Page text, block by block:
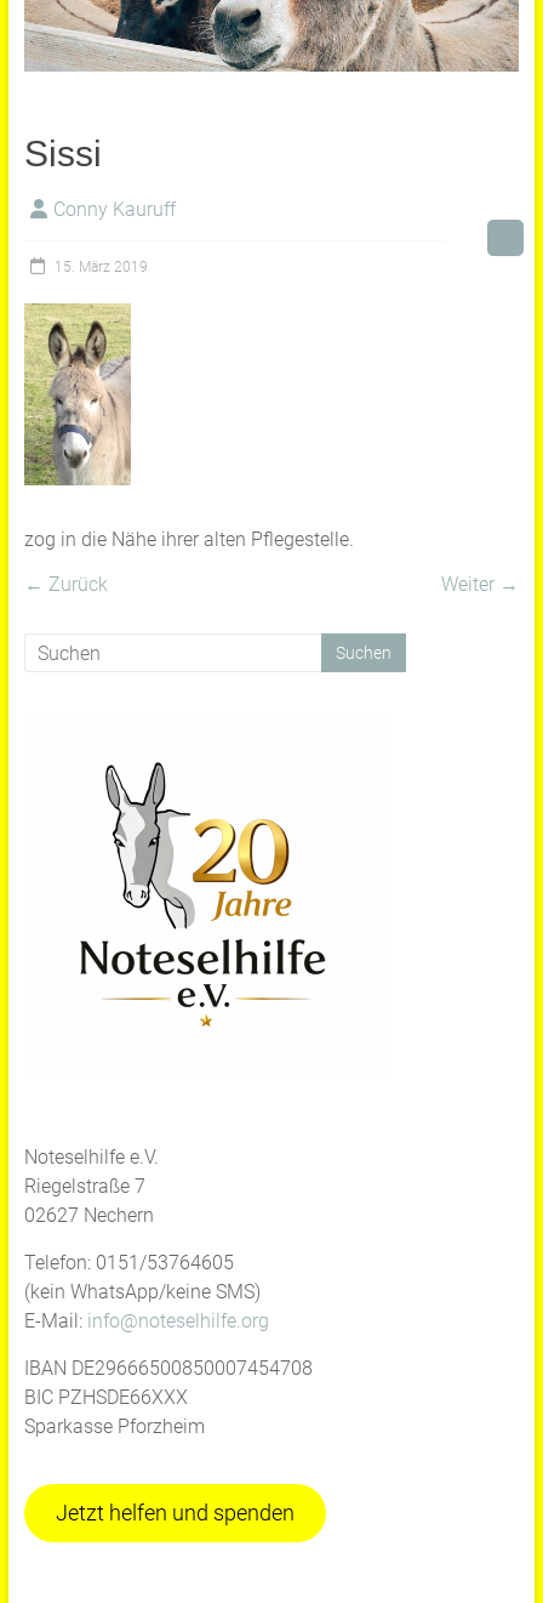
Sissi
Conny Kauruff
15. März 2019
zog in die Nähe ihrer alten Pflegestelle.
← Zurück
Weiter →
Noteselhilfe e.V.
Riegelstraße 7
02627 Nechern
Telefon: 0151/53764605
(kein WhatsApp/keine SMS)
E-Mail: info@noteselhilfe.org
IBAN DE29666500850007454708
BIC PZHSDE66XXX
Sparkasse Pforzheim
Jetzt helfen und spenden